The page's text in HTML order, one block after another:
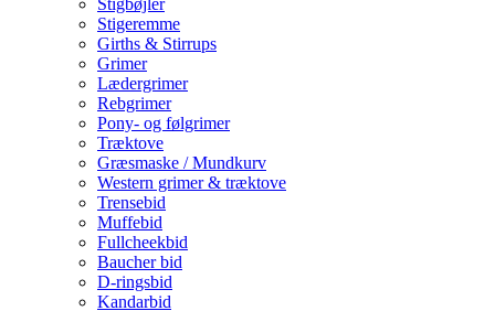
Stigbøjler
Stigeremme
Girths & Stirrups
Grimer
Lædergrimer
Rebgrimer
Pony- og følgrimer
Træktove
Græsmaske / Mundkurv
Western grimer & træktove
Trensebid
Muffebid
Fullcheekbid
Baucher bid
D-ringsbid
Kandarbid